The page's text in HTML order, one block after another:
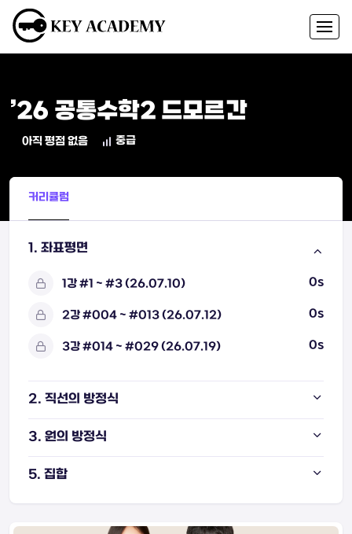
’26 공통수학2 드모르간
아직 평점 없음 중급
커리큘럼
1. 좌표평면
1강 #1 ~ #3 (26.07.10) 0s
2강 #004 ~ #013 (26.07.12) 0s
3강 #014 ~ #029 (26.07.19) 0s
2. 직선의 방정식
3. 원의 방정식
5. 집합